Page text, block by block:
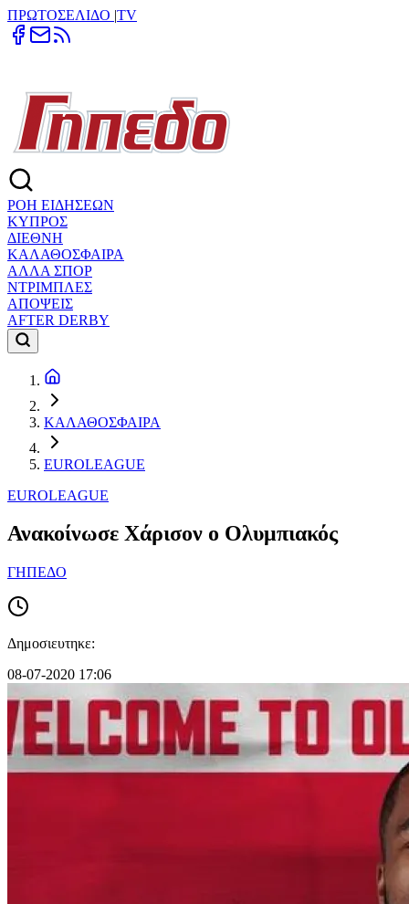
ΠΡΩΤΟΣΕΛΙΔΟ |TV
ΡΟΗ ΕΙΔΗΣΕΩΝ
ΚΥΠΡΟΣ
ΔΙΕΘΝΗ
ΚΑΛΑΘΟΣΦΑΙΡΑ
ΑΛΛΑ ΣΠΟΡ
ΝΤΡΙΜΠΛΕΣ
ΑΠΟΨΕΙΣ
AFTER DERBY
ΚΑΛΑΘΟΣΦΑΙΡΑ
EUROLEAGUE
EUROLEAGUE
Ανακοίνωσε Χάρισον ο Ολυμπιακός
ΓΗΠΕΔΟ
Δημοσιευτηκε:
08-07-2020 17:06